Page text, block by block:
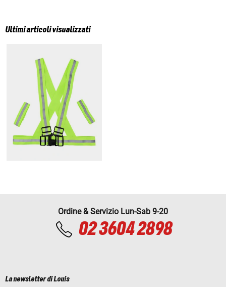
Ultimi articoli visualizzati
Ordine & Servizio Lun-Sab 9-20
02 3604 2898
La newsletter di Louis